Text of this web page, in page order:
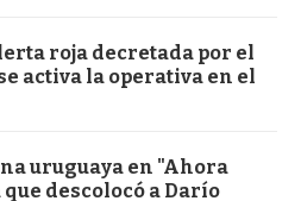
roja decretada por el
activa la operativa en el
uruguaya en "Ahora
descolocó a Darío